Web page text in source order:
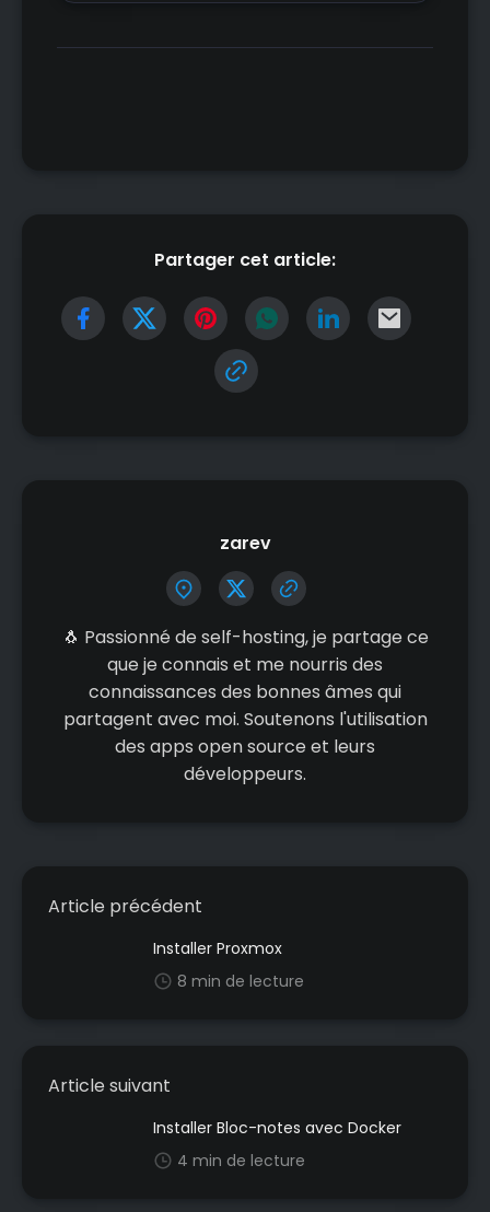
Partager cet article:
zarev
🐧 Passionné de self-hosting, je partage ce
que je connais et me nourris des
connaissances des bonnes âmes qui
partagent avec moi. Soutenons l'utilisation
des apps open source et leurs
développeurs.
Article précédent
Installer Proxmox
8 min de lecture
Article suivant
Installer Bloc-notes avec Docker
4 min de lecture